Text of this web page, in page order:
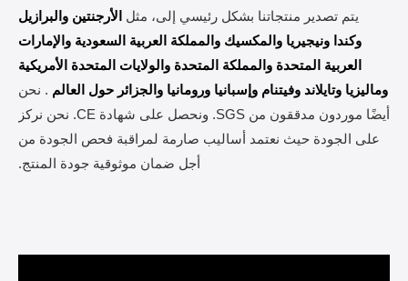
يتم تصدير منتجاتنا بشكل رئيسي إلى، مثل الأرجنتين والبرازيل
وكندا ونيجيريا والمكسيك والمملكة العربية السعودية والإمارات
العربية المتحدة والمملكة المتحدة والولايات المتحدة الأمريكية
وماليزيا وتايلاند وفيتنام وإسبانيا ورومانيا والجزائر حول العالم . نحن
أيضًا موردون مدققون من SGS. ونحصل على شهادة CE. نحن نركز
على الجودة حيث نعتمد أساليب صارمة لمراقبة فحص الجودة من
أجل ضمان موثوقية جودة المنتج.